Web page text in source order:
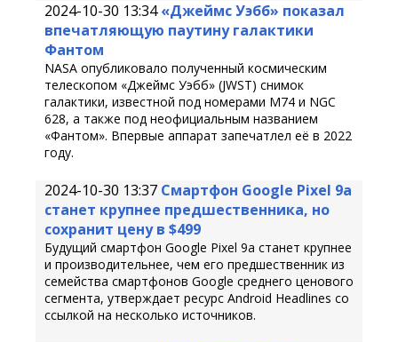
2024-10-30 13:34 «Джеймс Уэбб» показал
впечатляющую паутину галактики
Фантом
NASA опубликовало полученный космическим
телескопом «Джеймс Уэбб» (JWST) снимок
галактики, известной под номерами M74 и NGC
628, а также под неофициальным названием
«Фантом». Впервые аппарат запечатлел её в 2022
году.
2024-10-30 13:37 Смартфон Google Pixel 9a
станет крупнее предшественника, но
сохранит цену в $499
Будущий смартфон Google Pixel 9a станет крупнее
и производительнее, чем его предшественник из
семейства смартфонов Google среднего ценового
сегмента, утверждает ресурс Android Headlines со
ссылкой на несколько источников.